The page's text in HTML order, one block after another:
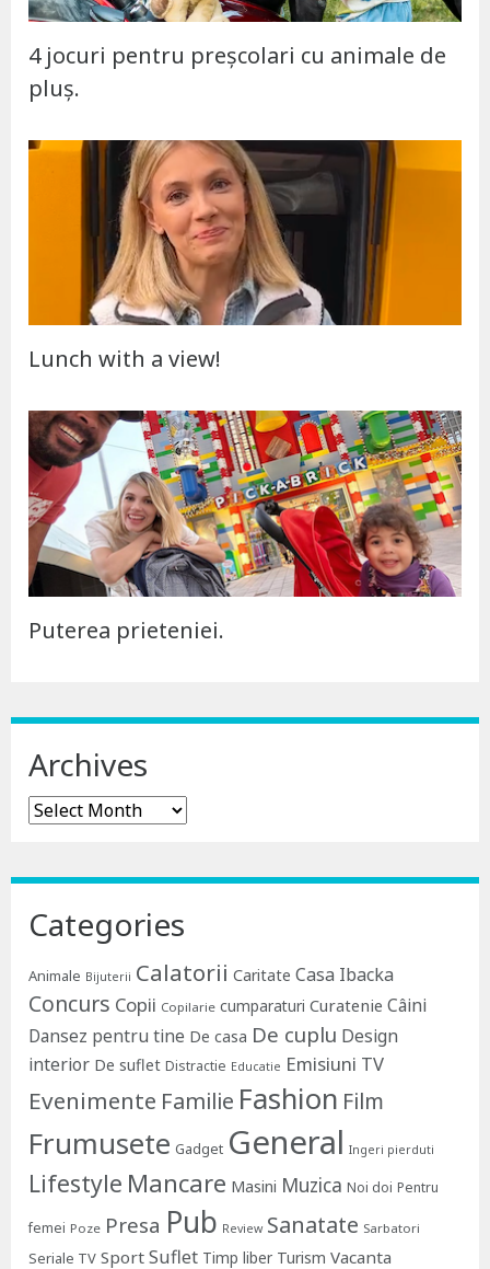
4 jocuri pentru preșcolari cu animale de
pluș.
Lunch with a view!
Puterea prieteniei.
Archives
Archives
Categories
Animale Bijuterii Calatorii Caritate Casa Ibacka
Concurs Copii Copilarie cumparaturi Curatenie Câini
Dansez pentru tine De casa De cuplu Design
interior De suflet Distractie Educatie Emisiuni TV
Evenimente Familie Fashion Film
Frumusete Gadget General Ingeri pierduti
Lifestyle Mancare Masini Muzica Noi doi Pentru
femei Poze Presa Pub Review Sanatate Sarbatori
Seriale TV Sport Suflet Timp liber Turism Vacanta